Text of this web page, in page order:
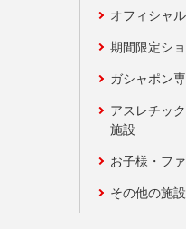
オフィシャ
期間限定シ
ガシャポン
アスレチッ
施設
お子様・フ
その他の施